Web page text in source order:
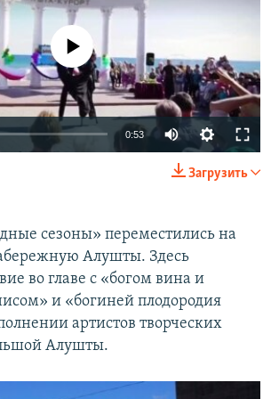
source currently available
0:53
Загрузить
сезоны» переместились на
Алушты. Здесь
во главе с «богом вина и
и «богиней плодородия
артистов творческих
Алушты.